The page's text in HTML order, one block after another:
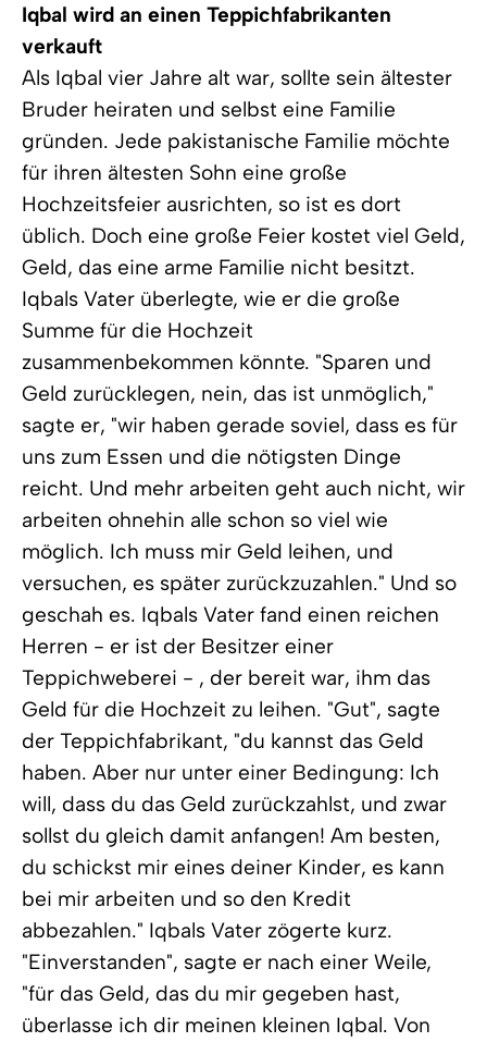
Iqbal wird an einen Teppichfabrikanten
verkauft
Als Iqbal vier Jahre alt war, sollte sein ältester
Bruder heiraten und selbst eine Familie
gründen. Jede pakistanische Familie möchte
für ihren ältesten Sohn eine große
Hochzeitsfeier ausrichten, so ist es dort
üblich. Doch eine große Feier kostet viel Geld,
Geld, das eine arme Familie nicht besitzt.
Iqbals Vater überlegte, wie er die große
Summe für die Hochzeit
zusammenbekommen könnte. "Sparen und
Geld zurücklegen, nein, das ist unmöglich,"
sagte er, "wir haben gerade soviel, dass es für
uns zum Essen und die nötigsten Dinge
reicht. Und mehr arbeiten geht auch nicht, wir
arbeiten ohnehin alle schon so viel wie
möglich. Ich muss mir Geld leihen, und
versuchen, es später zurückzuzahlen." Und so
geschah es. Iqbals Vater fand einen reichen
Herren - er ist der Besitzer einer
Teppichweberei - , der bereit war, ihm das
Geld für die Hochzeit zu leihen. "Gut", sagte
der Teppichfabrikant, "du kannst das Geld
haben. Aber nur unter einer Bedingung: Ich
will, dass du das Geld zurückzahlst, und zwar
sollst du gleich damit anfangen! Am besten,
du schickst mir eines deiner Kinder, es kann
bei mir arbeiten und so den Kredit
abbezahlen." Iqbals Vater zögerte kurz.
"Einverstanden", sagte er nach einer Weile,
"für das Geld, das du mir gegeben hast,
überlasse ich dir meinen kleinen Iqbal. Von